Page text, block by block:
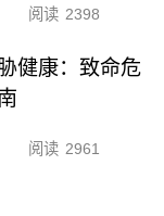
阅读 2398
健康：致命危
阅读 2961